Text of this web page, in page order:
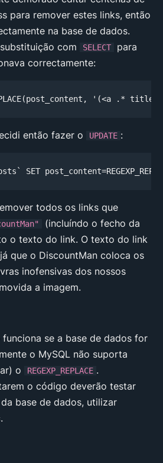
para remover estes links, então
na base de dados.
com
SELECT
para
correctamente:
'(<a .*
então fazer o UPDATE :
SET
todos os links que
(incluíndo o fecho da
o texto do link. O texto do link
que o DiscountMan coloca os
inofensivas dos nossos
a imagem.
funciona se a base de dados for
o MySQL não suporta
o
REGEXP_REPLACE .
o código deverão testar
base de dados, utilizar